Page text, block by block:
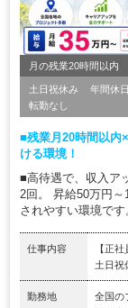
月の残業20時間以内
土日祝休み 年間休
転勤なし
■残業月20時間以内
ける環境！
■高待遇で、収入ア
2回。 昇給50万円
されやすい環境で
仕事内容
【正
土日祝
勤務地
全国の